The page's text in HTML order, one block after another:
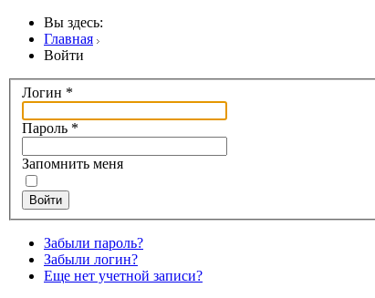
Вы здесь:
Главная
Войти
Логин *
Пароль *
Запомнить меня
Войти
Забыли пароль?
Забыли логин?
Еще нет учетной записи?